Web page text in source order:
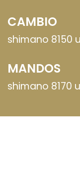
CAMBIO
shimano 8150
MANDOS
shimano 8170